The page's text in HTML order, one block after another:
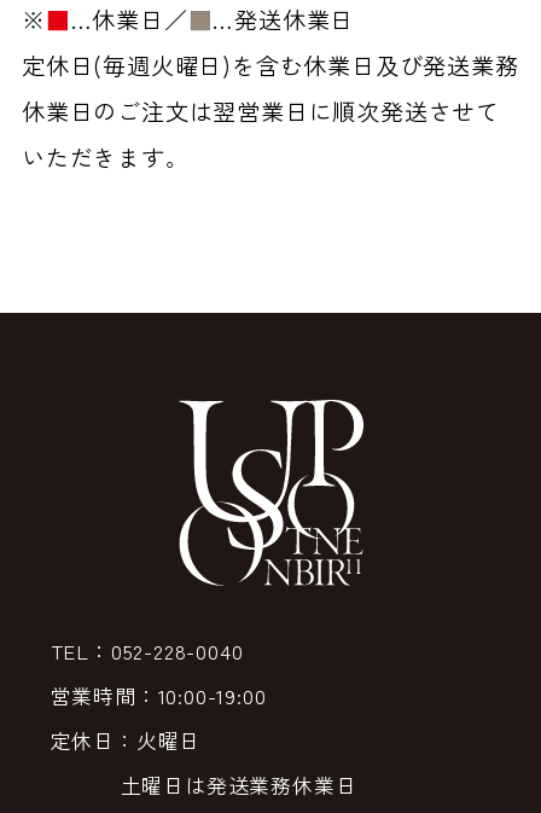
※■…休業日／■…発送休業日
定休日(毎週火曜日)を含む休業日及び発送業務
休業日のご注文は翌営業日に順次発送させて
いただきます。
TEL：052-228-0040
営業時間：10:00-19:00
定休日：火曜日
土曜日は発送業務休業日